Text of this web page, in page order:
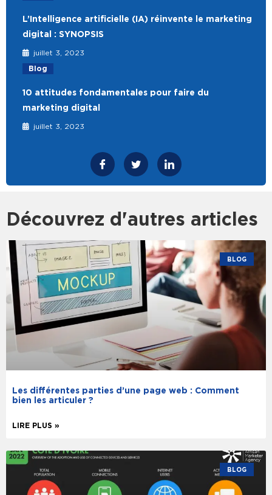
L’Intelligence artificielle (IA) réinvente le marketing
digital : SYNOPSIS
juillet 3, 2023
Blog
10 attitudes fondamentales pour faire du
marketing digital
juillet 3, 2023
Découvrez d'autres articles
BLOG
Les différentes parties d’une page web : Comment
bien les articuler ?
LIRE PLUS »
BLOG